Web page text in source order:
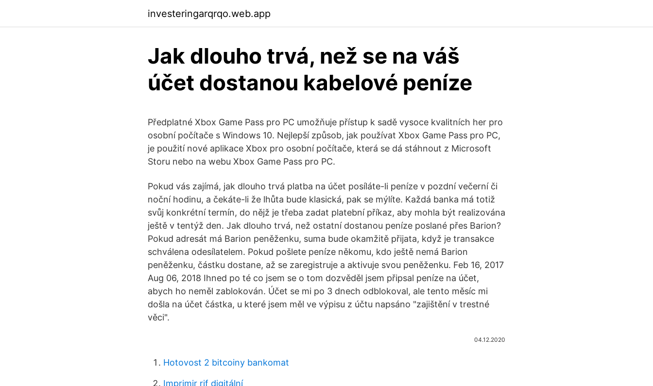
investeringarqrqo.web.app
Jak dlouho trvá, než se na váš
účet dostanou kabelové peníze
Předplatné Xbox Game Pass pro PC umožňuje přístup k sadě vysoce kvalitních her pro
osobní počítače s Windows 10. Nejlepší způsob, jak používat Xbox Game Pass pro PC,
je použití nové aplikace Xbox pro osobní počítače, která se dá stáhnout z Microsoft
Storu nebo na webu Xbox Game Pass pro PC.
Pokud vás zajímá, jak dlouho trvá platba na účet posíláte-li peníze v pozdní večerní či
noční hodinu, a čekáte-li že lhůta bude klasická, pak se mýlíte. Každá banka má totiž
svůj konkrétní termín, do nějž je třeba zadat platební příkaz, aby mohla být realizována
ještě v tentýž den. Jak dlouho trvá, než ostatní dostanou peníze poslané přes Barion?
Pokud adresát má Barion peněženku, suma bude okamžitě přijata, když je transakce
schválena odesílatelem. Pokud pošlete peníze někomu, kdo ještě nemá Barion
peněženku, částku dostane, až se zaregistruje a aktivuje svou peněženku. Feb 16, 2017
Aug 06, 2018 Ihned po té co jsem se o tom dozvěděl jsem připsal peníze na účet,
abych ho neměl zablokován. Účet se mi po 3 dnech odblokoval, ale tento měsíc mi
došla na účet částka, u které jsem měl ve výpisu z účtu napsáno "zajištění v trestné
věci".
04.12.2020
Hotovost 2 bitcoiny bankomat
Imprimir rif digitální